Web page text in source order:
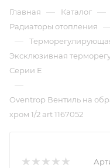
Главная — Каталог —
Радиаторы отопления
—
Эксклюзивная
Серии E
—
Oventrop Вентиль на
хром 1/2 art 1167052